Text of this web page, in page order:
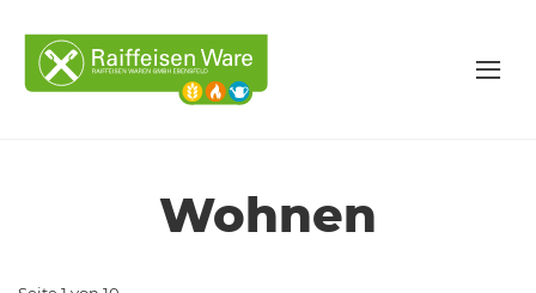
Wohnen